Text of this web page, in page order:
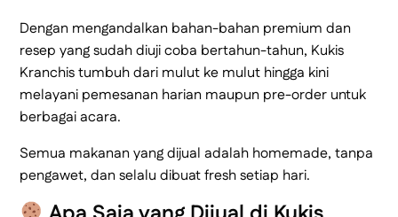
Dengan mengandalkan bahan-bahan premium dan
resep yang sudah diuji coba bertahun-tahun, Kukis
Kranchis tumbuh dari mulut ke mulut hingga kini
melayani pemesanan harian maupun pre-order untuk
berbagai acara.
Semua makanan yang dijual adalah homemade, tanpa
pengawet, dan selalu dibuat fresh setiap hari.